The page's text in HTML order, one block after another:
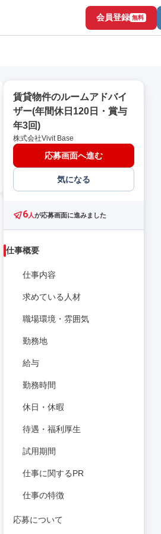
会員登録 無料
賃貸物件のルームアドバイ
ザー(年間休日120日・賞与
年3回)
株式会社Vivit Base
応募画面へ進む
気になる
6人が応募画面に進みました
仕事概要
仕事内容
求めている人材
職場環境・雰囲気
勤務地
給与
勤務時間
休日・休暇
待遇・福利厚生
試用期間
仕事に関するPR
仕事の特徴
応募について